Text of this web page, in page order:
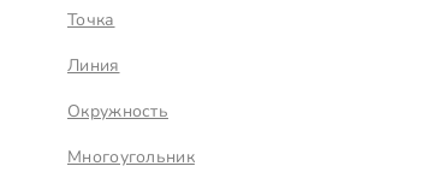
Точка
Линия
Окружность
Многоугольник